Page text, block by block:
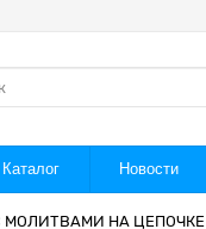
Каталог Новости
МОЛИТВАМИ НА ЦЕПОЧКЕ